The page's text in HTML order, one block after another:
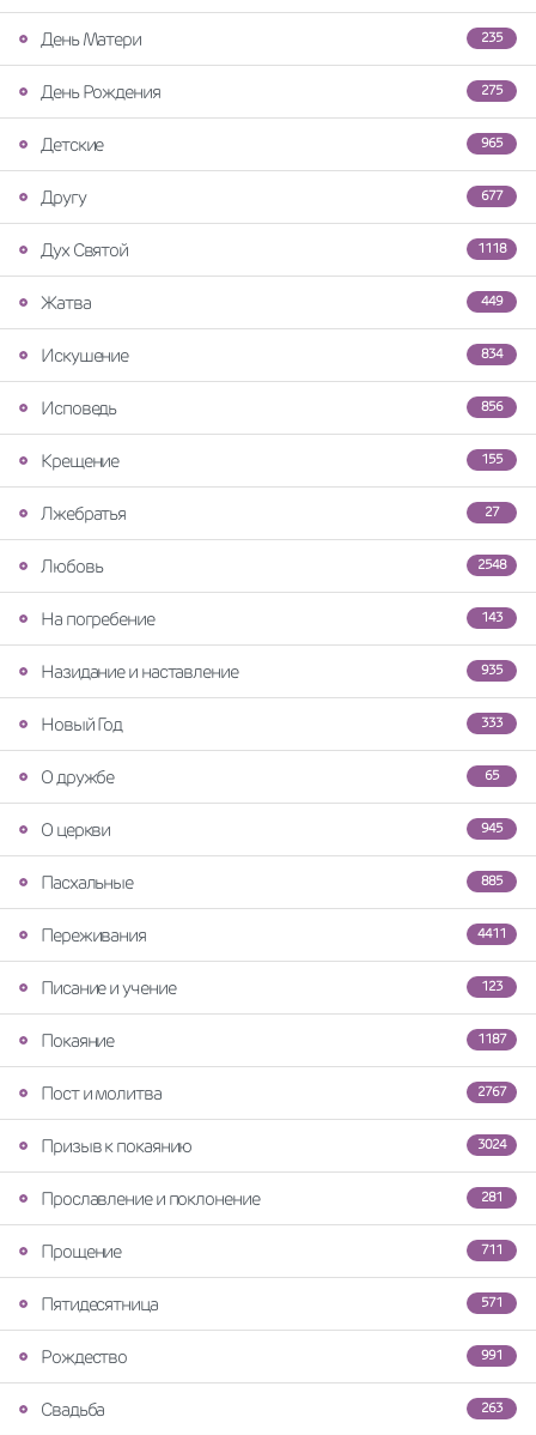
235
День Матери
275
День Рождения
965
Детские
677
Другу
1118
Дух Святой
449
Жатва
834
Искушение
856
Исповедь
155
Крещение
27
Лжебратья
2548
Любовь
143
На погребение
935
Назидание и наставление
333
Новый Год
65
О дружбе
945
О церкви
885
Пасхальные
4411
Переживания
123
Писание и учение
1187
Покаяние
2767
Пост и молитва
3024
Призыв к покаянию
281
Прославление и поклонение
711
Прощение
571
Пятидесятница
991
Рождество
263
Свадьба